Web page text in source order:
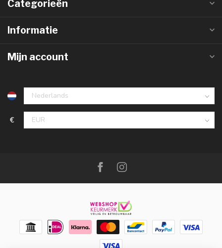
Categorieën
Informatie
Mijn account
€